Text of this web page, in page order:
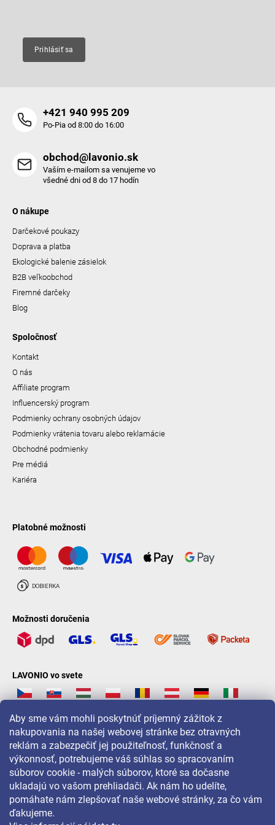
Aby sme vám mohli poskytnúť príjemný zážitok z
nakupovania na našej webovej stránke bez otravných
reklám a zabezpečiť jej použiteľnosť, funkčnosť a
výkonnosť, potrebujeme váš súhlas so spracovaním
súborov cookie - malých súborov, ktoré sa dočasne
ukladajú vo vašom prehliadači. Ak nám ho udelíte,
pomáhate nám zlepšovať naše webové stránky, za čo vám
ďakujeme.
Prihlásiť sa
+421 940 995 209
Po-Pia od 8:00 do 16:00
obchod@lavonio.sk
Vaším e-mailom sa venujeme vo
všedné dni od 8 do 17 hodín
O nákupe
Darčekové poukazy
Doprava a platba
Ekologické balenie zásielok
B2B veľkoobchod
Firemné darčeky
Blog
Spoločnosť
Kontakt
O nás
Affiliate program
Influencerský program
Podmienky ochrany osobných údajov
Podmienky vrátenia tovaru alebo reklamácie
Obchodné podmienky
Pre médiá
Kariéra
Platobné možnosti
Možnosti doručenia
LAVONIO vo svete
Pre akcie, súťaže a zľavy nás sledujte na: